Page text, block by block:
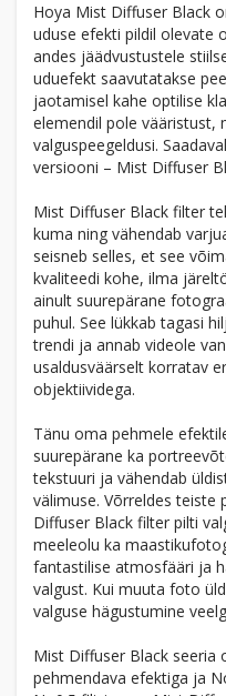
Hoya Mist Diffuser Black
uduse efekti pildil olevate
andes jäädvustustele
uduefekt saavutatakse
jaotamisel kahe optilise
elemendil pole vääristust,
valguspeegeldusi.
versiooni – Mist Diffuser
Mist Diffuser Black filter
kuma ning vähendab
seisneb selles, et see
kvaliteedi kohe, ilma
ainult suurepärane
puhul. See lükkab tagasi
trendi ja annab videole
usaldusväärselt korratav
objektiividega.
Tänu oma pehmele
suurepärane ka
tekstuuri ja vähendab
välimuse. Võrreldes
Diffuser Black filter pilti
meeleolu ka
fantastilise atmosfääri ja
valgust. Kui muuta foto
valguse hägustumine
Mist Diffuser Black seeria
pehmendava efektiga ja